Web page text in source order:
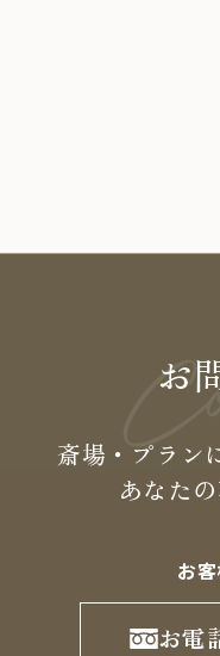
お
斎場・プラン
あなた
お
お電